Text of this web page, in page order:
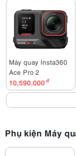
Máy quay Insta360
Ace Pro 2
10,590,000 đ
Phụ kiện Máy